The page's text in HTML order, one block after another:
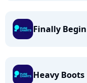
Finally Begin
Heavy Boots